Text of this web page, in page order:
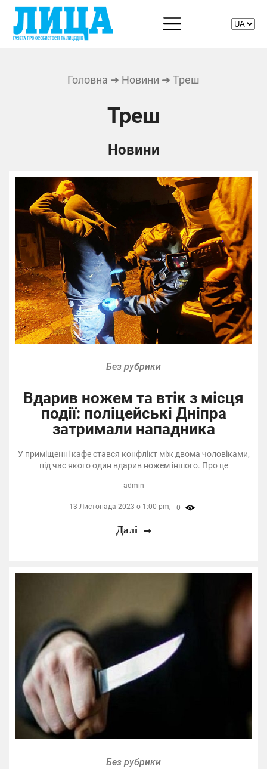
Головна ➜ Новини ➜ Треш
Треш
Новини
Без рубрики
Вдарив ножем та втік з місця
події: поліцейські Дніпра
затримали нападника
У приміщенні кафе стався конфлікт між двома чоловіками,
під час якого один вдарив ножем іншого. Про це
admin
13 Листопада 2023 о 1:00 pm, 0
Далі
Без рубрики